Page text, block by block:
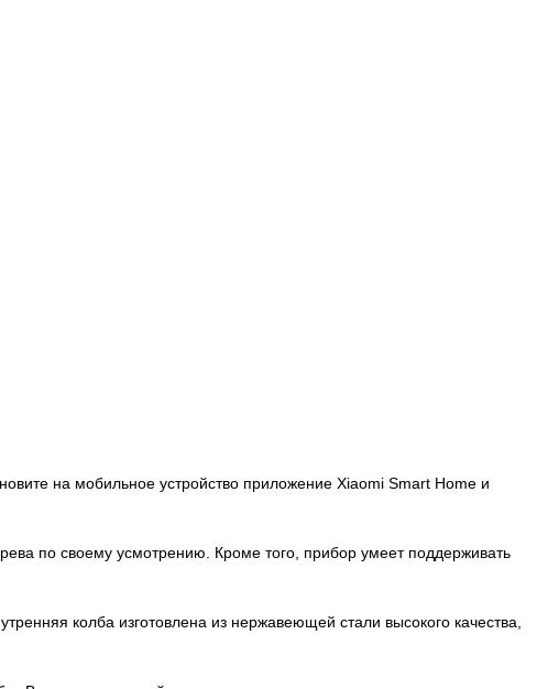
на мобильное устройство приложение Xiaomi Smart Home и
по своему усмотрению. Кроме того, прибор умеет поддерживать
колба изготовлена из нержавеющей стали высокого качества,